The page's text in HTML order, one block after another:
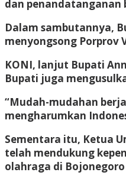
dan penandatanganan
Dalam sambutannya,
menyongsong
KONI, lanjut Bupati
Bupati juga
“Mudah-mudahan
mengharumkan
Sementara itu, Ketua
telah mendukung
olahraga di